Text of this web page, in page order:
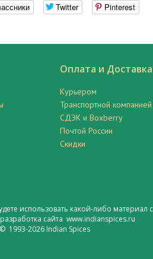
Twitter Pinterest
Оплата и Доставка
Курьером
Транспортной компанией
СДЭК и Boxberry
Почтой России
Скидки
использовать какой-либо материал
сайта www.indianspices.ru
1993-2026 Indian Spices